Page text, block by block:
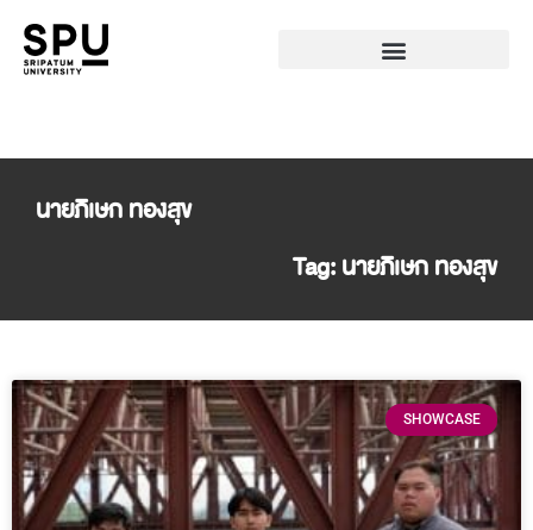
นายภิเษก ทองสุข
Tag: นายภิเษก ทองสุข
SHOWCASE